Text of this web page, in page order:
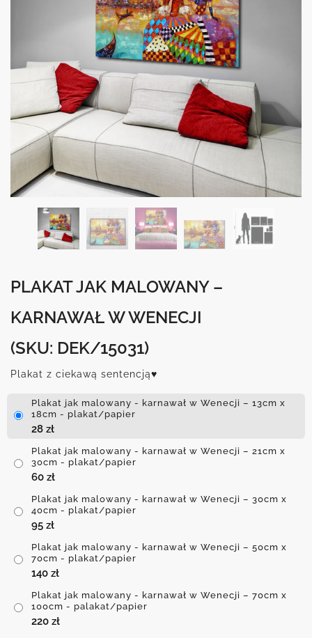
PLAKAT JAK MALOWANY –
KARNAWAŁ W WENECJI
(SKU: DEK/15031)
Plakat z ciekawą sentencją♥
Plakat jak malowany - karnawał w Wenecji – 13cm x
18cm - plakat/papier
28 zł
Plakat jak malowany - karnawał w Wenecji – 21cm x
30cm - plakat/papier
60 zł
Plakat jak malowany - karnawał w Wenecji – 30cm x
40cm - plakat/papier
95 zł
Plakat jak malowany - karnawał w Wenecji – 50cm x
70cm - plakat/papier
140 zł
Plakat jak malowany - karnawał w Wenecji – 70cm x
100cm - palakat/papier
220 zł